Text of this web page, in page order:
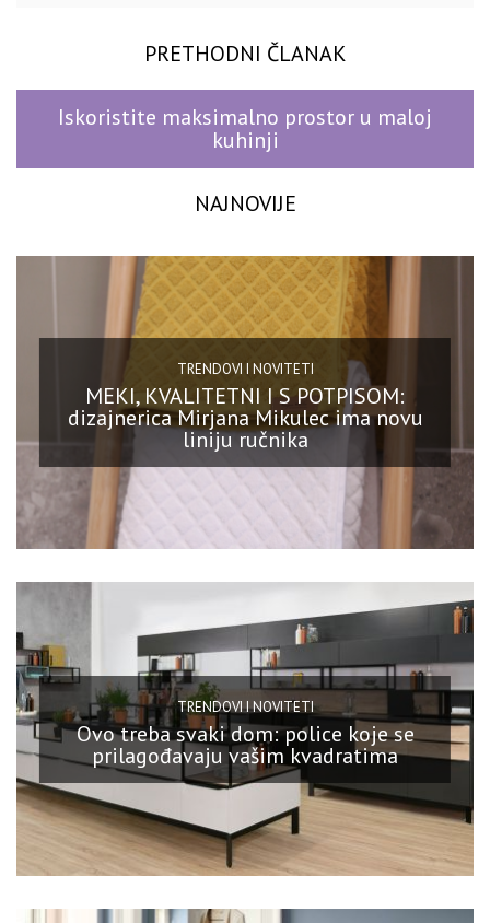
PRETHODNI ČLANAK
Iskoristite maksimalno prostor u maloj
kuhinji
NAJNOVIJE
TRENDOVI I NOVITETI
MEKI, KVALITETNI I S POTPISOM:
dizajnerica Mirjana Mikulec ima novu
liniju ručnika
TRENDOVI I NOVITETI
Ovo treba svaki dom: police koje se
prilagođavaju vašim kvadratima